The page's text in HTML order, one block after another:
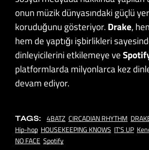
onun müzik dünyasındaki güçlü
koruduğunu gösteriyor. Drake,
hem de yaptığı işbirlikleri
dinleyicilerini etkilemeye ve
platformlarda milyonlarca kez
devam ediyor.
TAGS: 4BATZ CIRCADIAN RHYTHM
Hip-hop HOUSEKEEPING KNOWS IT'S UP
NO FACE Spotify